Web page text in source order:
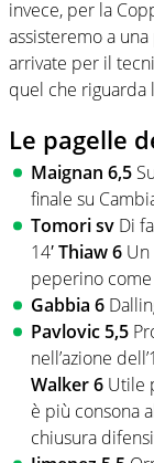
invece, per la
assisteremo a
arrivate per il
quel che riguarda
Le pagelle
Maignan 6,5
finale su
Tomori sv Di
14′Thiaw 6 Un
peperino come
Gabbia 6
Pavlovic 5,5
nell’azione
Walker 6 Utile
è più consona
chiusura